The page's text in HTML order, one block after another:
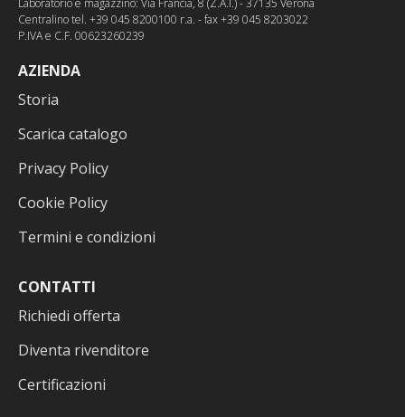
Laboratorio e magazzino: Via Francia, 8 (Z.A.I.) - 37135 Verona
Centralino tel. +39 045 8200100 r.a. - fax +39 045 8203022
P.IVA e C.F. 00623260239
AZIENDA
Storia
Scarica catalogo
Privacy Policy
Cookie Policy
Termini e condizioni
CONTATTI
Richiedi offerta
Diventa rivenditore
Certificazioni